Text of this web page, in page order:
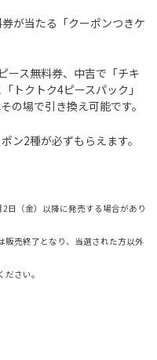
が当たる「クーポンつきケ
ース無料券、中吉で「チキ
トクトク4ピースパック」
の場で引き換え可能です。
ン2種が必ずもらえます。
日（金）以降に発売する場合があり
売終了となり、当選された方以外
さい。